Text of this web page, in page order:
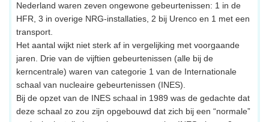
Nederland waren zeven ongewone gebeurtenissen: 1 in de
HFR, 3 in overige NRG-installaties, 2 bij Urenco en 1 met een
transport.
Het aantal wijkt niet sterk af in vergelijking met voorgaande
jaren. Drie van de vijftien gebeurtenissen (alle bij de
kerncentrale) waren van categorie 1 van de Internationale
schaal van nucleaire gebeurtenissen (INES).
Bij de opzet van de INES schaal in 1989 was de gedachte dat
deze schaal zo zou zijn opgebouwd dat zich bij een “normale”